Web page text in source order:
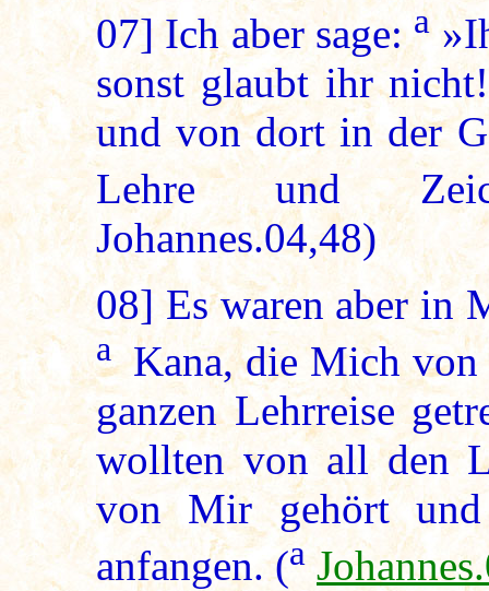
07] Ich aber sage:a
sonst glaubt ihr
und von dort in der
Lehre und
Johannes.04,48)
08] Es waren aber in
a Kana, die Mich von
ganzen Lehrreise
wollten von all den
von Mir gehört und
anfangen. (a